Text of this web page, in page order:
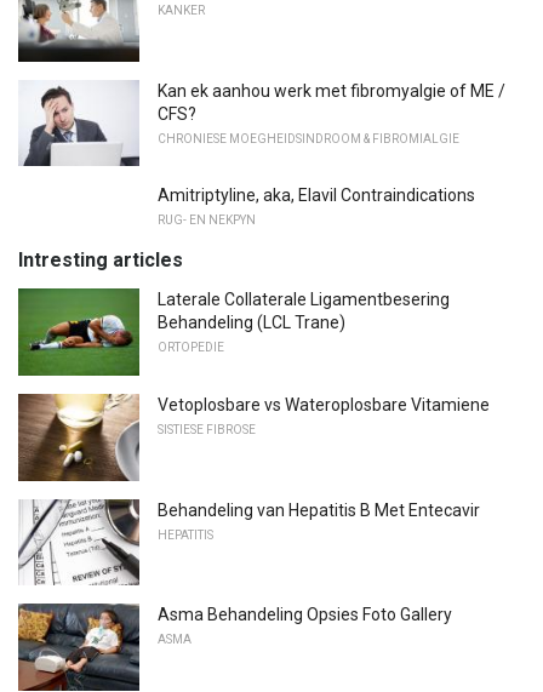
KANKER
Kan ek aanhou werk met fibromyalgie of ME /
CFS?
CHRONIESE MOEGHEIDSINDROOM & FIBROMIALGIE
Amitriptyline, aka, Elavil Contraindications
RUG- EN NEKPYN
Intresting articles
Laterale Collaterale Ligamentbesering
Behandeling (LCL Trane)
ORTOPEDIE
Vetoplosbare vs Wateroplosbare Vitamiene
SISTIESE FIBROSE
Behandeling van Hepatitis B Met Entecavir
HEPATITIS
Asma Behandeling Opsies Foto Gallery
ASMA